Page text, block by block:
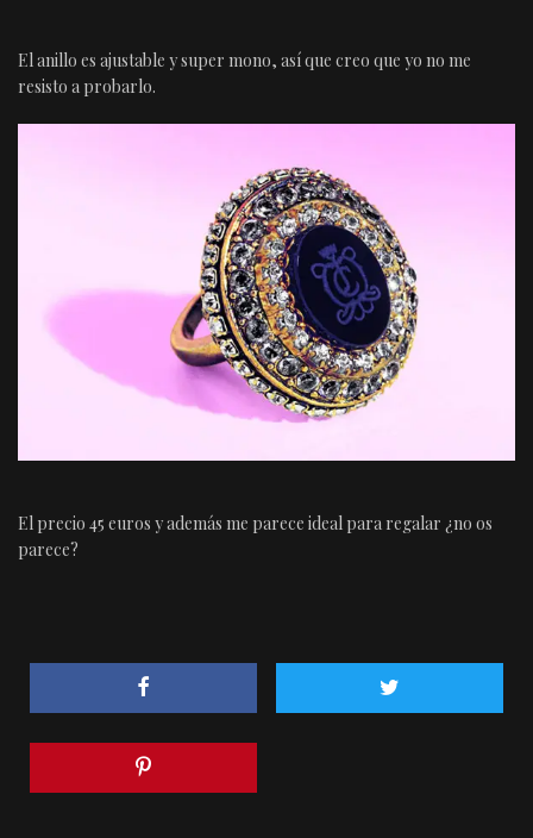
El anillo es ajustable y super mono, así que creo que yo no me
resisto a probarlo.
El precio 45 euros y además me parece ideal para regalar ¿no os
parece?